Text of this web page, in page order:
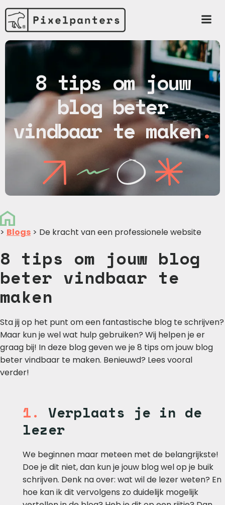
Ga
naar
de
inhoud
8 tips om jouw
blog beter
vindbaar te maken.
> Blogs > De kracht van een professionele website
8 tips om jouw blog
beter vindbaar te
maken
Sta jij op het punt om een fantastische blog te schrijven?
Maar kun je wel wat hulp gebruiken? Wij helpen je er
graag bij! In deze blog geven we je 8 tips om jouw blog
beter vindbaar te maken. Benieuwd? Lees vooral
verder!
1. Verplaats je in de
lezer
We beginnen maar meteen met de belangrijkste!
Doe je dit niet, dan kun je jouw blog wel op je buik
schrijven. Denk na over: wat wil de lezer weten? En
hoe kan ik dit vervolgens zo duidelijk mogelijk